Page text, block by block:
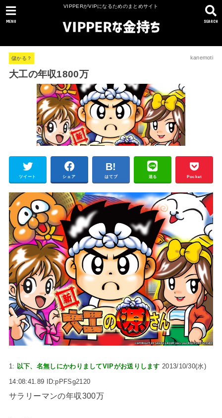
VIPPERがVIPになるためのまとめサイト
SEARCH
MENU
儲かる？ kanemoti
大工の年収1800万
ツイート シェア はてブ 送る Pocket
1: 以下、名無しにかわりましてVIPがお送りします 2013/10/30(水)
14:08:41.89 ID:pPFSg2120
サラリーマンの年収300万